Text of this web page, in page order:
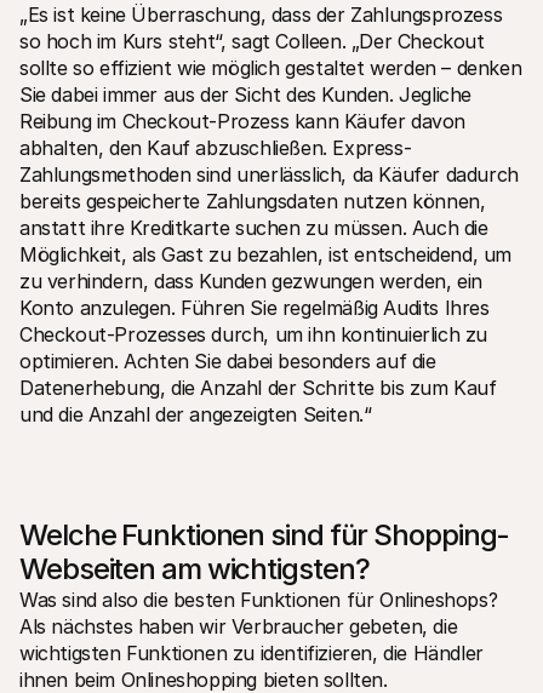
„Es ist keine Überraschung, dass der Zahlungsprozess
so hoch im Kurs steht“, sagt Colleen. „Der Checkout
sollte so effizient wie möglich gestaltet werden – denken
Sie dabei immer aus der Sicht des Kunden. Jegliche
Reibung im Checkout-Prozess kann Käufer davon
abhalten, den Kauf abzuschließen. Express-
Zahlungsmethoden sind unerlässlich, da Käufer dadurch
bereits gespeicherte Zahlungsdaten nutzen können,
anstatt ihre Kreditkarte suchen zu müssen. Auch die
Möglichkeit, als Gast zu bezahlen, ist entscheidend, um
zu verhindern, dass Kunden gezwungen werden, ein
Konto anzulegen. Führen Sie regelmäßig Audits Ihres
Checkout-Prozesses durch, um ihn kontinuierlich zu
optimieren. Achten Sie dabei besonders auf die
Datenerhebung, die Anzahl der Schritte bis zum Kauf
und die Anzahl der angezeigten Seiten.“
Welche Funktionen sind für Shopping-
Webseiten am wichtigsten?
Was sind also die besten Funktionen für Onlineshops?
Als nächstes haben wir Verbraucher gebeten, die
wichtigsten Funktionen zu identifizieren, die Händler
ihnen beim Onlineshopping bieten sollten.